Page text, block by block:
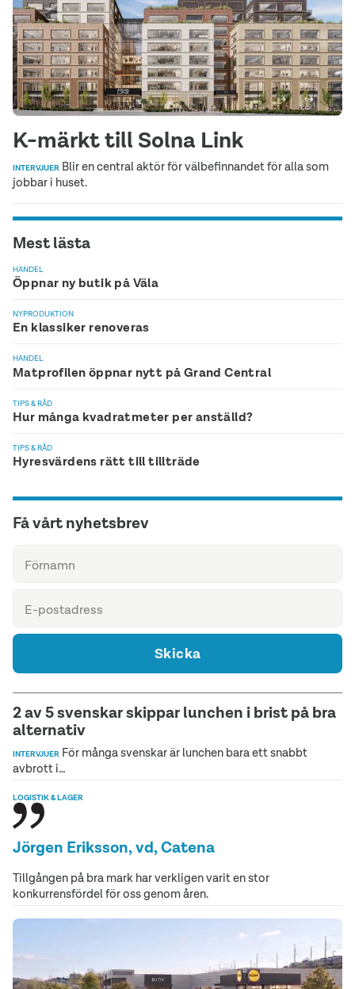
K-märkt till Solna Link
INTERVJUER Blir en central aktör för välbefinnandet för alla som
jobbar i huset.
Mest lästa
HANDEL
Öppnar ny butik på Väla
NYPRODUKTION
En klassiker renoveras
HANDEL
Matprofilen öppnar nytt på Grand Central
TIPS & RÅD
Hur många kvadratmeter per anställd?
TIPS & RÅD
Hyresvärdens rätt till tillträde
Få vårt nyhetsbrev
Skicka
2 av 5 svenskar skippar lunchen i brist på bra
alternativ
INTERVJUER För många svenskar är lunchen bara ett snabbt
avbrott i…
LOGISTIK & LAGER
Jörgen Eriksson, vd, Catena
Tillgången på bra mark har verkligen varit en stor
konkurrensfördel för oss genom åren.